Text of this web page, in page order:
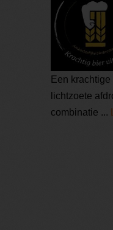
Een
lichtzoete
combinatie ...